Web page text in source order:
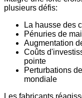
plusieurs défis:
La hausse des
Pénuries de
Augmentation
Coûts
pointe
Perturbations
mondiale
Les fabricants